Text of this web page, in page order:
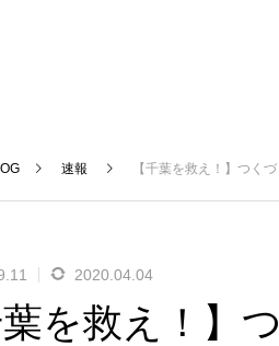
速報 【千葉を救え！】つく
2020.04.04
葉を救え！】